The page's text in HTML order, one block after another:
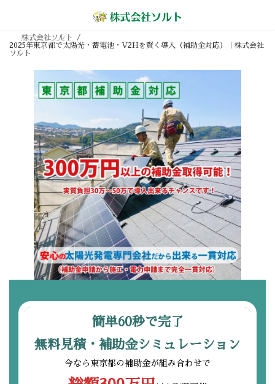
株式会社ソルト
2025年東京都で太陽光・蓄電池・V2Hを賢く導入（補助金対応）｜株式会社
ソルト
簡単60秒で完了
無料見積・補助金シミュレーション
今なら東京都の補助金が組み合わせで